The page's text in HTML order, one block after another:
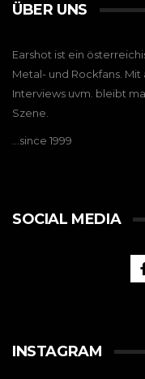
ÜBER UNS
Earshot ist ein
Metal- und Rockfans.
Interviews uvm. bleibt
Szene.
…since 1999
SOCIAL MEDIA
INSTAGRAM